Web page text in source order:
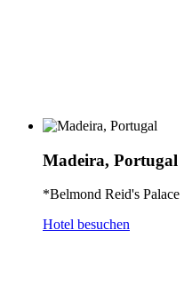
Madeira, Portugal
*Belmond Reid's Palace
Hotel besuchen